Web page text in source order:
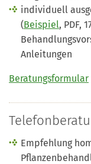
individuell
(Beispiel, PDF,
Anleitungen
Beratungsformular
Empfehlung